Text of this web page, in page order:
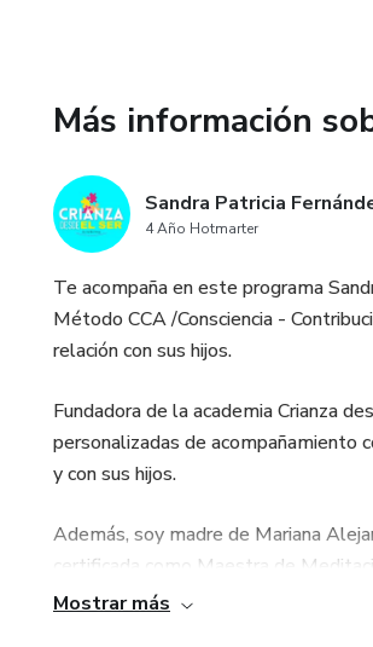
🏆
pataletas.
9:00 a.m
💡Este
🎓El
Más información
Sandra Patricia
4 Año Hotmarter
Te acompaña en este programa
Método CCA /Consciencia -
relación con sus hijos.
Fundadora de la academia Crianza
personalizadas de acompañamiento
y con sus hijos.
Además, soy madre de Mariana
certificada como Maestra de
empresas, apasionada porque las
Mostrar más